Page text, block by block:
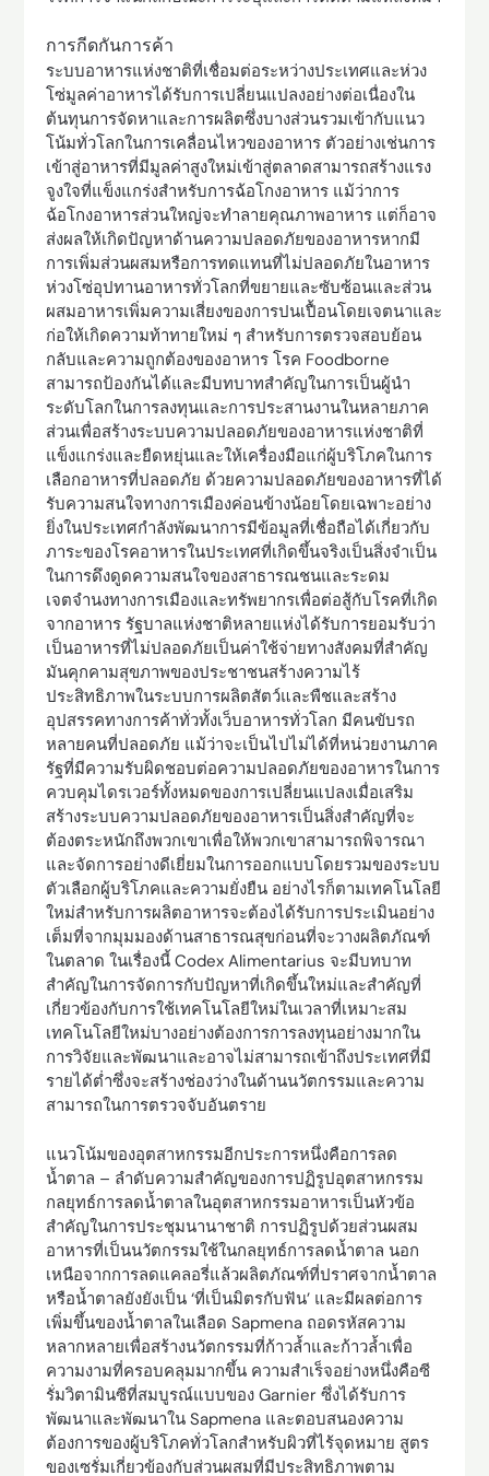
การกีดกันการค้า
ระบบอาหารแห่งชาติที่เชื่อมต่อระหว่างประเทศและห่วง
โซ่มูลค่าอาหารได้รับการเปลี่ยนแปลงอย่างต่อเนื่องใน
ต้นทุนการจัดหาและการผลิตซึ่งบางส่วนรวมเข้ากับแนว
โน้มทั่วโลกในการเคลื่อนไหวของอาหาร ตัวอย่างเช่นการ
เข้าสู่อาหารที่มีมูลค่าสูงใหม่เข้าสู่ตลาดสามารถสร้างแรง
จูงใจที่แข็งแกร่งสำหรับการฉ้อโกงอาหาร แม้ว่าการ
ฉ้อโกงอาหารส่วนใหญ่จะทำลายคุณภาพอาหาร แต่ก็อาจ
ส่งผลให้เกิดปัญหาด้านความปลอดภัยของอาหารหากมี
การเพิ่มส่วนผสมหรือการทดแทนที่ไม่ปลอดภัยในอาหาร
ห่วงโซ่อุปทานอาหารทั่วโลกที่ขยายและซับซ้อนและส่วน
ผสมอาหารเพิ่มความเสี่ยงของการปนเปื้อนโดยเจตนาและ
ก่อให้เกิดความท้าทายใหม่ ๆ สำหรับการตรวจสอบย้อน
กลับและความถูกต้องของอาหาร โรค Foodborne
สามารถป้องกันได้และมีบทบาทสำคัญในการเป็นผู้นำ
ระดับโลกในการลงทุนและการประสานงานในหลายภาค
ส่วนเพื่อสร้างระบบความปลอดภัยของอาหารแห่งชาติที่
แข็งแกร่งและยืดหยุ่นและให้เครื่องมือแก่ผู้บริโภคในการ
เลือกอาหารที่ปลอดภัย ด้วยความปลอดภัยของอาหารที่ได้
รับความสนใจทางการเมืองค่อนข้างน้อยโดยเฉพาะอย่าง
ยิ่งในประเทศกำลังพัฒนาการมีข้อมูลที่เชื่อถือได้เกี่ยวกับ
ภาระของโรคอาหารในประเทศที่เกิดขึ้นจริงเป็นสิ่งจำเป็น
ในการดึงดูดความสนใจของสาธารณชนและระดม
เจตจำนงทางการเมืองและทรัพยากรเพื่อต่อสู้กับโรคที่เกิด
จากอาหาร รัฐบาลแห่งชาติหลายแห่งได้รับการยอมรับว่า
เป็นอาหารที่ไม่ปลอดภัยเป็นค่าใช้จ่ายทางสังคมที่สำคัญ
มันคุกคามสุขภาพของประชาชนสร้างความไร้
ประสิทธิภาพในระบบการผลิตสัตว์และพืชและสร้าง
อุปสรรคทางการค้าทั่วทั้งเว็บอาหารทั่วโลก มีคนขับรถ
หลายคนที่ปลอดภัย แม้ว่าจะเป็นไปไม่ได้ที่หน่วยงานภาค
รัฐที่มีความรับผิดชอบต่อความปลอดภัยของอาหารในการ
ควบคุมไดรเวอร์ทั้งหมดของการเปลี่ยนแปลงเมื่อเสริม
สร้างระบบความปลอดภัยของอาหารเป็นสิ่งสำคัญที่จะ
ต้องตระหนักถึงพวกเขาเพื่อให้พวกเขาสามารถพิจารณา
และจัดการอย่างดีเยี่ยมในการออกแบบโดยรวมของระบบ
ตัวเลือกผู้บริโภคและความยั่งยืน อย่างไรก็ตามเทคโนโลยี
ใหม่สำหรับการผลิตอาหารจะต้องได้รับการประเมินอย่าง
เต็มที่จากมุมมองด้านสาธารณสุขก่อนที่จะวางผลิตภัณฑ์
ในตลาด ในเรื่องนี้ Codex Alimentarius จะมีบทบาท
สำคัญในการจัดการกับปัญหาที่เกิดขึ้นใหม่และสำคัญที่
เกี่ยวข้องกับการใช้เทคโนโลยีใหม่ในเวลาที่เหมาะสม
เทคโนโลยีใหม่บางอย่างต้องการการลงทุนอย่างมากใน
การวิจัยและพัฒนาและอาจไม่สามารถเข้าถึงประเทศที่มี
รายได้ต่ำซึ่งจะสร้างช่องว่างในด้านนวัตกรรมและความ
สามารถในการตรวจจับอันตราย
แนวโน้มของอุตสาหกรรมอีกประการหนึ่งคือการลด
น้ำตาล – ลำดับความสำคัญของการปฏิรูปอุตสาหกรรม
กลยุทธ์การลดน้ำตาลในอุตสาหกรรมอาหารเป็นหัวข้อ
สำคัญในการประชุมนานาชาติ การปฏิรูปด้วยส่วนผสม
อาหารที่เป็นนวัตกรรมใช้ในกลยุทธ์การลดน้ำตาล นอก
เหนือจากการลดแคลอรี่แล้วผลิตภัณฑ์ที่ปราศจากน้ำตาล
หรือน้ำตาลยังยังเป็น ‘ที่เป็นมิตรกับฟัน’ และมีผลต่อการ
เพิ่มขึ้นของน้ำตาลในเลือด Sapmena ถอดรหัสความ
หลากหลายเพื่อสร้างนวัตกรรมที่ก้าวล้ำและก้าวล้ำเพื่อ
ความงามที่ครอบคลุมมากขึ้น ความสำเร็จอย่างหนึ่งคือซี
รั่มวิตามินซีที่สมบูรณ์แบบของ Garnier ซึ่งได้รับการ
พัฒนาและพัฒนาใน Sapmena และตอบสนองความ
ต้องการของผู้บริโภคทั่วโลกสำหรับผิวที่ไร้จุดหมาย สูตร
ของเซรั่มเกี่ยวข้องกับส่วนผสมที่มีประสิทธิภาพตาม